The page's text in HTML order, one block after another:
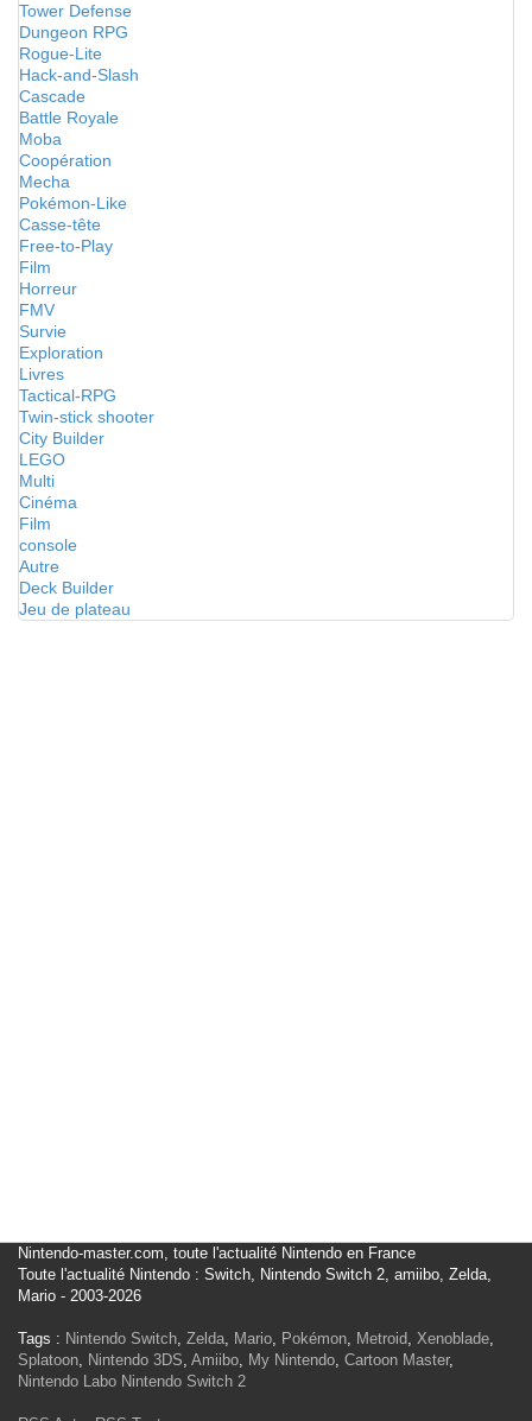
Tower Defense
Dungeon RPG
Rogue-Lite
Hack-and-Slash
Cascade
Battle Royale
Moba
Coopération
Mecha
Pokémon-Like
Casse-tête
Free-to-Play
Film
Horreur
FMV
Survie
Exploration
Livres
Tactical-RPG
Twin-stick shooter
City Builder
LEGO
Multi
Cinéma
Film
console
Autre
Deck Builder
Jeu de plateau
Nintendo-master.com, toute l'actualité Nintendo en France
Toute l'actualité Nintendo : Switch, Nintendo Switch 2, amiibo, Zelda,
Mario - 2003-2026
Tags : Nintendo Switch, Zelda, Mario, Pokémon, Metroid, Xenoblade,
Splatoon, Nintendo 3DS, Amiibo, My Nintendo, Cartoon Master,
Nintendo Labo Nintendo Switch 2